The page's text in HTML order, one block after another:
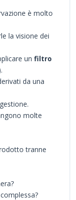
è molto
la visione dei
un filtro
da una
molte
tranne